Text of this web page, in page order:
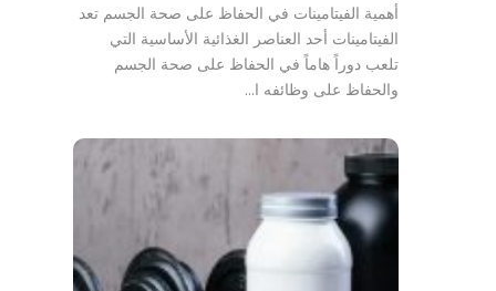
أهمية الفيتامينات في الحفاظ على صحة الجسم تعد
الفيتامينات أحد العناصر الغذائية الأساسية التي
تلعب دوراً هاماً في الحفاظ على صحة الجسم
والحفاظ على وظائفه ا…